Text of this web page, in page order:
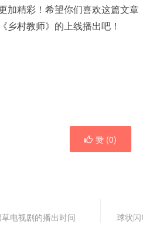
加精彩！希望你们喜欢这篇文
乡村教师》的上线播出吧！
赞 (0)
电视剧的播出时间
球状